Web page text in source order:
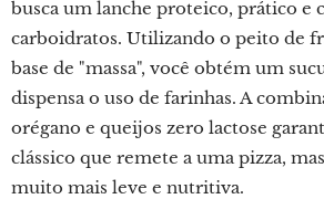
busca um lanche proteico, prático e
carboidratos. Utilizando o peito de
base de "massa", você obtém um
dispensa o uso de farinhas. A
orégano e queijos zero lactose
clássico que remete a uma pizza,
muito mais leve e nutritiva.